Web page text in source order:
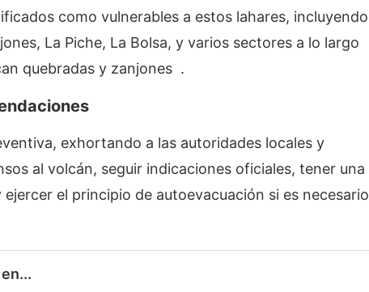
como vulnerables a estos lahares, incluyendo
La Piche, La Bolsa, y varios sectores a lo largo
quebradas y zanjones .
exhortando a las autoridades locales y
al volcán, seguir indicaciones oficiales, tener una
el principio de autoevacuación si es necesario